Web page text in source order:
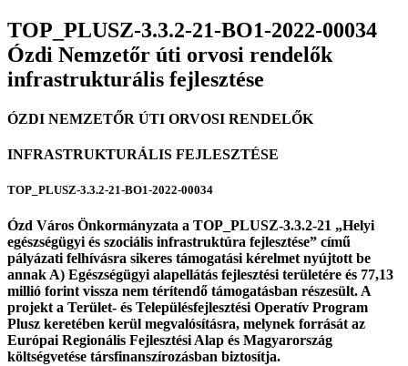
TOP_PLUSZ-3.3.2-21-BO1-2022-00034
Ózdi Nemzetőr úti orvosi rendelők
infrastrukturális fejlesztése
ÓZDI NEMZETŐR ÚTI ORVOSI RENDELŐK
INFRASTRUKTURÁLIS FEJLESZTÉSE
TOP_PLUSZ-3.3.2-21-BO1-2022-00034
Ózd Város Önkormányzata a TOP_PLUSZ-3.3.2-21 „Helyi
egészségügyi és szociális infrastruktúra fejlesztése” című
pályázati felhívásra sikeres támogatási kérelmet nyújtott be
annak A) Egészségügyi alapellátás fejlesztési területére és 77,13
millió forint vissza nem térítendő támogatásban részesült. A
projekt a Terület- és Településfejlesztési Operatív Program
Plusz keretében kerül megvalósításra, melynek forrását az
Európai Regionális Fejlesztési Alap és Magyarország
költségvetése társfinanszírozásban biztosítja.